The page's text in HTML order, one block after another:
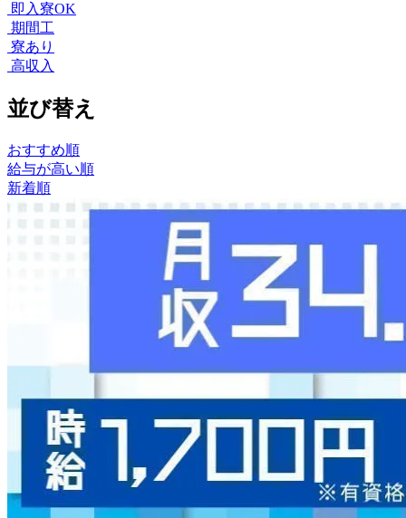
即入寮OK
期間工
寮あり
高収入
並び替え
おすすめ順
給与が高い順
新着順